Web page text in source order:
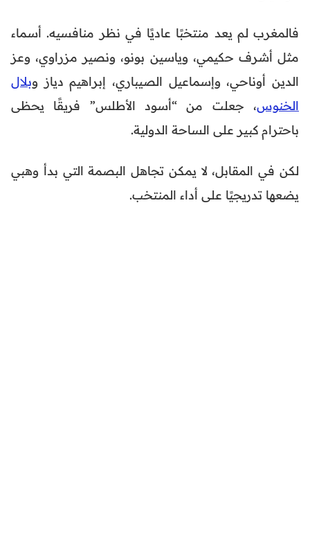
فالمغرب لم يعد منتخبًا عاديًا في نظر منافسيه. أسماء
مثل أشرف حكيمي، وياسين بونو، ونصير مزراوي، وعز
الدين أوناحي، وإسماعيل الصيباري، إبراهيم دياز وبلال
الخنوس، جعلت من “أسود الأطلس” فريقًا يحظى
باحترام كبير على الساحة الدولية.
لكن في المقابل، لا يمكن تجاهل البصمة التي بدأ وهبي
يضعها تدريجيًا على أداء المنتخب.